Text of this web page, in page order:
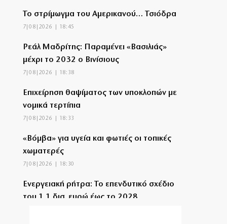
Το στρίμωγμα του Αμερικανού… Τσιόδρα
7|08|2026 | 18:45
Ρεάλ Μαδρίτης: Παραμένει «Βασιλιάς»
μέχρι το 2032 ο Βινίσιους
7|08|2026 | 18:38
Επιχείρηση θαψίματος των υποκλοπών με
νομικά τερτίπια
7|08|2026 | 18:33
«Βόμβα» για υγεία και φωτιές οι τοπικές
χωματερές
7|08|2026 | 18:30
Ενεργειακή ρήτρα: Το επενδυτικό σχέδιο
του 1,1 δισ. ευρώ έως το 2028